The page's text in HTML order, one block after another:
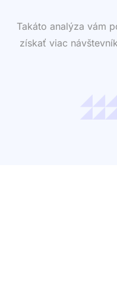
Takáto analýza vám
získať viac